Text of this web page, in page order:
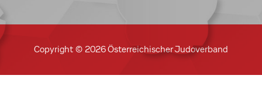
Copyright © 2026 Österreichischer Judoverband